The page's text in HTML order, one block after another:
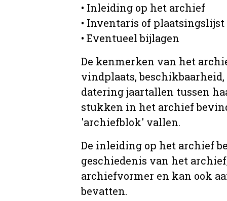
• Inleiding op het archief
• Inventaris of plaatsingslijst
• Eventueel bijlagen
De kenmerken van het
vindplaats,
datering jaartallen tussen
stukken in het archief
'archiefblok' vallen.
De inleiding op het archief
geschiedenis van het
archiefvormer en kan ook
bevatten.